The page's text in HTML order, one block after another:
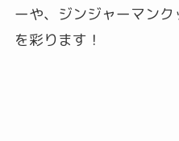
ーや、ジンジャーマン
を彩ります！